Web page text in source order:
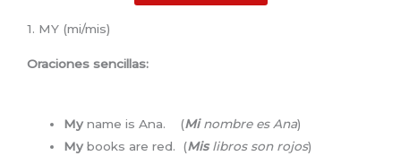
1. MY (mi/mis)
Oraciones sencillas:
My name is Ana. (Mi nombre es Ana)
My books are red. (Mis libros son rojos)